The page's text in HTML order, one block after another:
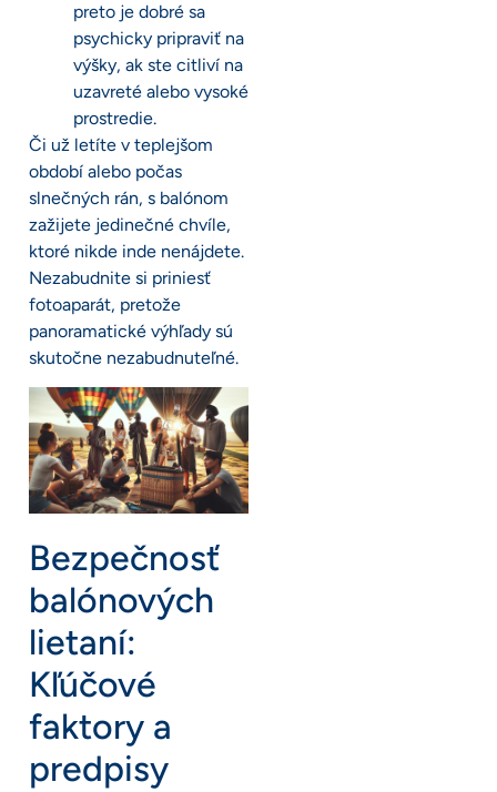
preto je dobré sa
psychicky pripraviť na
výšky, ak ste citliví na
uzavreté alebo vysoké
prostredie.
Či už letíte v teplejšom
období alebo počas
slnečných rán, s balónom
zažijete jedinečné chvíle,
ktoré nikde inde nenájdete.
Nezabudnite si priniesť
fotoaparát, pretože
panoramatické výhľady sú
skutočne nezabudnuteľné.
Bezpečnosť
balónových
lietaní:
Kľúčové
faktory a
predpisy